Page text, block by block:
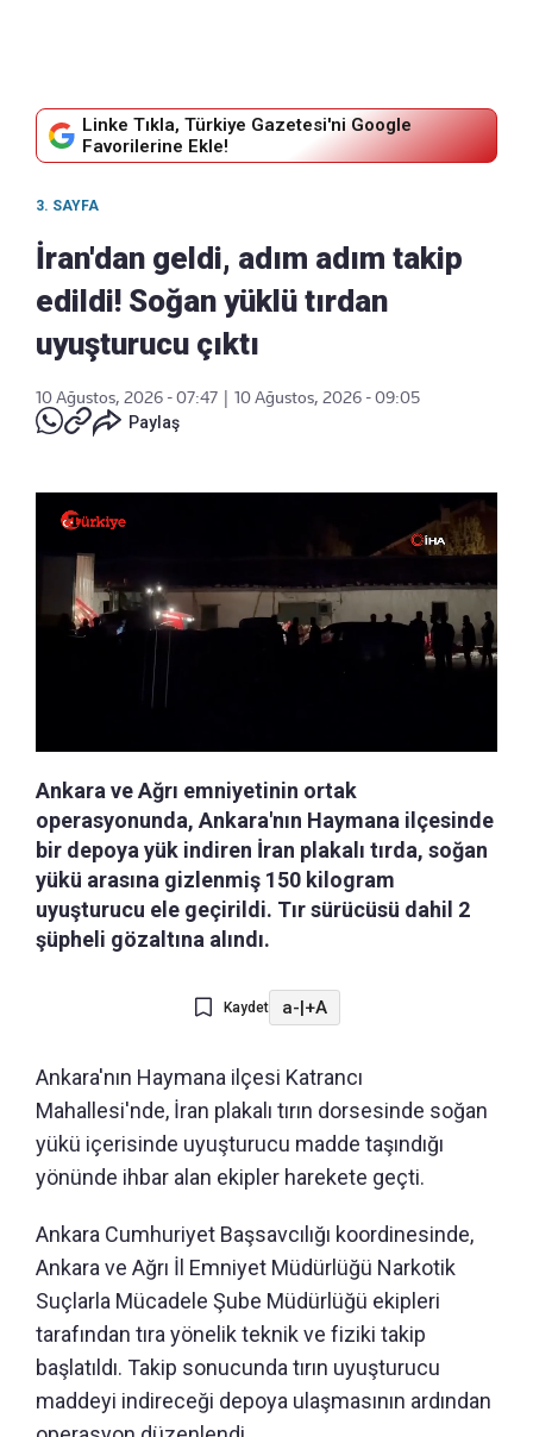
Linke Tıkla, Türkiye Gazetesi'ni Google
Favorilerine Ekle!
3. SAYFA
İran'dan geldi, adım adım takip
edildi! Soğan yüklü tırdan
uyuşturucu çıktı
10 Ağustos, 2026 - 07:47
10 Ağustos, 2026 - 09:05
Paylaş
Ankara ve Ağrı emniyetinin ortak
operasyonunda, Ankara'nın Haymana ilçesinde
bir depoya yük indiren İran plakalı tırda, soğan
yükü arasına gizlenmiş 150 kilogram
uyuşturucu ele geçirildi. Tır sürücüsü dahil 2
şüpheli gözaltına alındı.
Kaydet a-|+A
Ankara'nın Haymana ilçesi Katrancı
Mahallesi'nde, İran plakalı tırın dorsesinde soğan
yükü içerisinde uyuşturucu madde taşındığı
yönünde ihbar alan ekipler harekete geçti.
Ankara Cumhuriyet Başsavcılığı koordinesinde,
Ankara ve Ağrı İl Emniyet Müdürlüğü Narkotik
Suçlarla Mücadele Şube Müdürlüğü ekipleri
tarafından tıra yönelik teknik ve fiziki takip
başlatıldı. Takip sonucunda tırın uyuşturucu
maddeyi indireceği depoya ulaşmasının ardından